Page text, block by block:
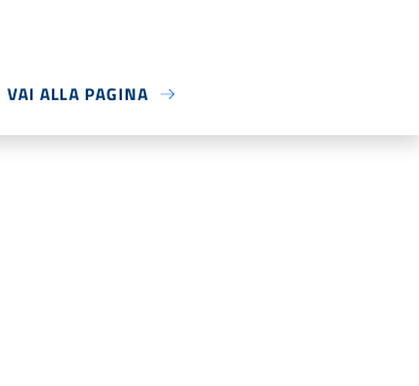
VAI ALLA PAGINA